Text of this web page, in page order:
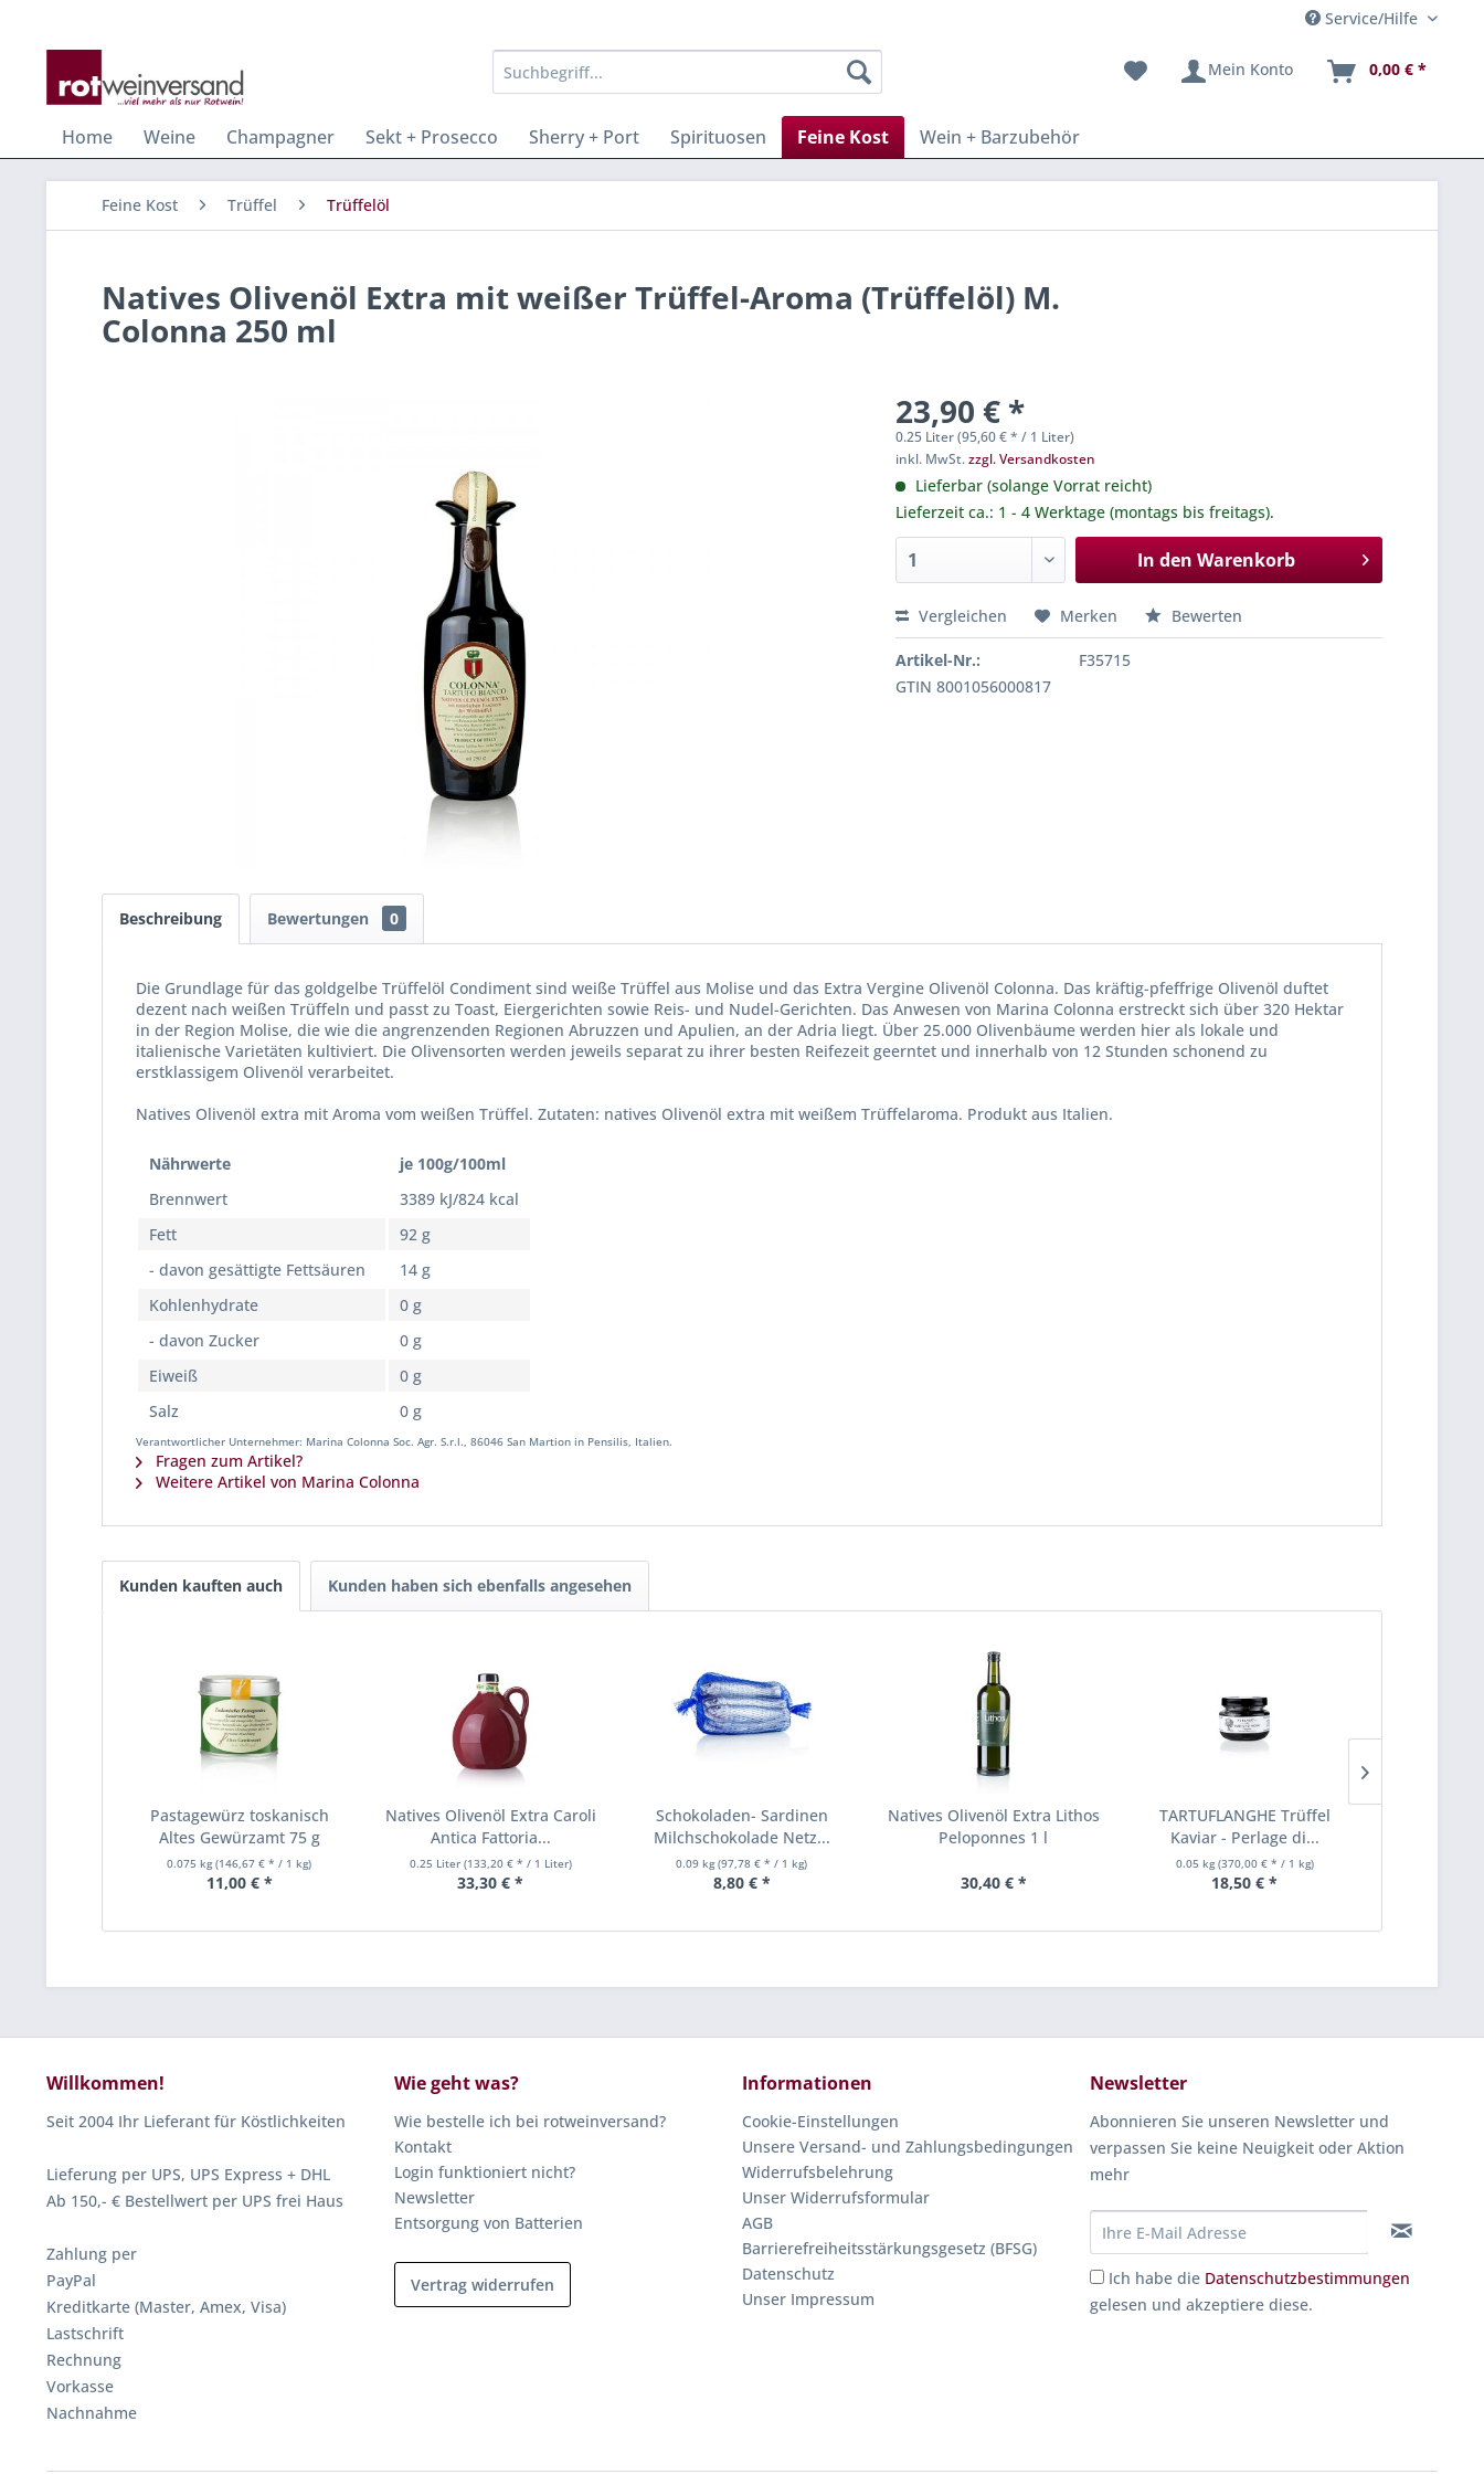
Service/Hilfe
Mein Konto 0,00 € *
Home Weine Champagner Sekt + Prosecco Sherry + Port Spirituosen Feine Kost Wein + Barzubehör
Feine Kost Trüffel Trüffelöl
Natives Olivenöl Extra mit weißer Trüffel-Aroma (Trüffelöl) M.
Colonna 250 ml
23,90 € *
0.25 Liter (95,60 € * / 1 Liter)
inkl. MwSt.zzgl. Versandkosten
Lieferbar (solange Vorrat reicht)
Lieferzeit ca.: 1 - 4 Werktage (montags bis freitags).
In den Warenkorb
Vergleichen Merken Bewerten
Artikel-Nr.:
F35715
GTIN 8001056000817
Beschreibung Bewertungen 0
Die Grundlage für das goldgelbe Trüffelöl Condiment sind weiße Trüffel aus Molise und das Extra Vergine Olivenöl Colonna. Das kräftig-pfeffrige Olivenöl duftet
dezent nach weißen Trüffeln und passt zu Toast, Eiergerichten sowie Reis- und Nudel-Gerichten. Das Anwesen von Marina Colonna erstreckt sich über 320 Hektar
in der Region Molise, die wie die angrenzenden Regionen Abruzzen und Apulien, an der Adria liegt. Über 25.000 Olivenbäume werden hier als lokale und
italienische Varietäten kultiviert. Die Olivensorten werden jeweils separat zu ihrer besten Reifezeit geerntet und innerhalb von 12 Stunden schonend zu
erstklassigem Olivenöl verarbeitet.
Natives Olivenöl extra mit Aroma vom weißen Trüffel. Zutaten: natives Olivenöl extra mit weißem Trüffelaroma. Produkt aus Italien.
Nährwerte
je 100g/100ml
Brennwert
3389 kJ/824 kcal
Fett
92 g
- davon gesättigte Fettsäuren
14 g
Kohlenhydrate
0 g
- davon Zucker
0 g
Eiweiß
0 g
Salz
0 g
Verantwortlicher Unternehmer: Marina Colonna Soc. Agr. S.r.l., 86046 San Martion in Pensilis, Italien.
Fragen zum Artikel?
Weitere Artikel von Marina Colonna
Kunden kauften auch Kunden haben sich ebenfalls angesehen
Pastagewürz toskanisch
Altes Gewürzamt 75 g
0.075 kg(146,67 € * / 1 kg)
11,00 € *
Natives Olivenöl Extra Caroli
Antica Fattoria...
0.25 Liter (133,20 € * / 1 Liter)
33,30 € *
Schokoladen- Sardinen
Milchschokolade Netz...
0.09 kg(97,78 € * / 1 kg)
8,80 € *
Natives Olivenöl Extra Lithos
Peloponnes 1 l
30,40 € *
TARTUFLANGHE Trüffel
Kaviar - Perlage di...
0.05 kg(370,00 € * / 1 kg)
18,50 € *
Willkommen!
Seit 2004 Ihr Lieferant für Köstlichkeiten
Lieferung per UPS, UPS Express + DHL
Ab 150,- € Bestellwert per UPS frei Haus
Zahlung per
PayPal
Kreditkarte (Master, Amex, Visa)
Lastschrift
Rechnung
Vorkasse
Nachnahme
Wie geht was?
Wie bestelle ich bei rotweinversand?
Kontakt
Login funktioniert nicht?
Newsletter
Entsorgung von Batterien
Vertrag widerrufen
Informationen
Cookie-Einstellungen
Unsere Versand- und Zahlungsbedingungen
Widerrufsbelehrung
Unser Widerrufsformular
AGB
Barrierefreiheitsstärkungsgesetz (BFSG)
Datenschutz
Unser Impressum
Newsletter
Abonnieren Sie unseren Newsletter und
verpassen Sie keine Neuigkeit oder Aktion
mehr
Ich habe die Datenschutzbestimmungen
gelesen und akzeptiere diese.